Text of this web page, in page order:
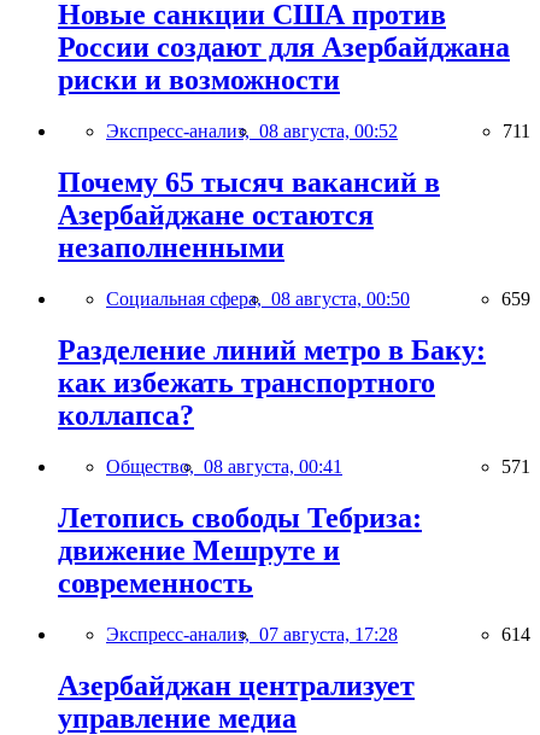
Новые санкции США против
России создают для Азербайджана
риски и возможности
Экспресс-анализ, 08 августа, 00:52 711
Почему 65 тысяч вакансий в
Азербайджане остаются
незаполненными
Социальная сфера, 08 августа, 00:50 659
Разделение линий метро в Баку:
как избежать транспортного
коллапса?
Общество, 08 августа, 00:41 571
Летопись свободы Тебриза:
движение Мешруте и
современность
Экспресс-анализ, 07 августа, 17:28 614
Азербайджан централизует
управление медиа